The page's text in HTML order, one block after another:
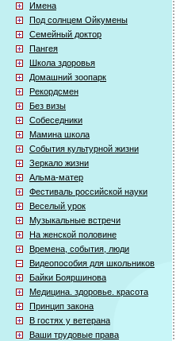
Имена
Под солнцем Ойкумены
Семейный доктор
Пангея
Школа здоровья
Домашний зоопарк
Рекордсмен
Без визы
Собеседники
Мамина школа
События культурной жизни
Зеркало жизни
Альма-матер
Фестиваль российской науки
Веселый урок
Музыкальные встречи
На женской половине
Времена, события, люди
Видеопособия для школьников
Байки Бояршинова
Медицина. здоровье. красота
Принцип закона
В гостях у ветерана
Ваши трудовые права